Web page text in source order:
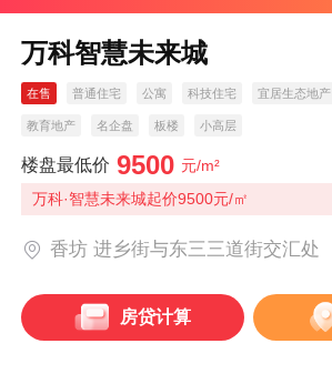
万科智慧未来城
在售 普通住宅 公寓 科技住宅 宜居生态地产
教育地产 名企盘 板楼 小高层
楼盘最低价 9500 元/m²
万科·智慧未来城起价9500元/㎡
香坊 进乡街与东三三道街交汇处
房贷计算